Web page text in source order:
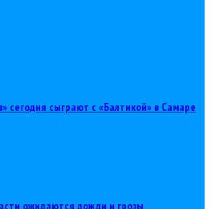
сегодня сыграют с «Балтикой» в Самаре
ожидаются дожди и грозы